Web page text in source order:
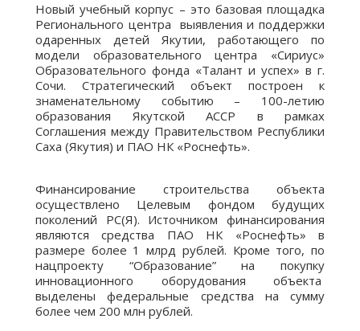
Новый учебный корпус – это базовая площадка
Регионального центра выявления и поддержки
одаренных детей Якутии, работающего по
модели образовательного центра «Сириус»
Образовательного фонда «Талант и успех» в г.
Сочи. Стратегический объект построен к
знаменательному событию – 100-летию
образования Якутской АССР в рамках
Соглашения между Правительством Республики
Саха (Якутия) и ПАО НК «Роснефть».
Финансирование строительства объекта
осуществлено Целевым фондом будущих
поколений РС(Я). Источником финансирования
являются средства ПАО НК «Роснефть» в
размере более 1 млрд рублей. Кроме того, по
нацпроекту “Образование” на покупку
инновационного оборудования объекта
выделены федеральные средства на сумму
более чем 200 млн рублей.